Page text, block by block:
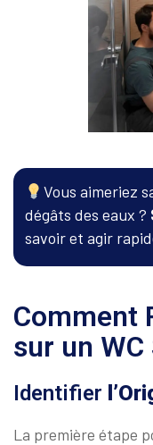
Vous aimeriez
dégâts des eaux ?
savoir et agir
Comment
sur un WC
Identifier
La première étape